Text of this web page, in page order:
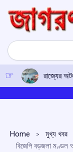
content
Search
রাজ্যের
Home
মুখ্য খবর
বিজেপি বড়জলা মণ্ডল